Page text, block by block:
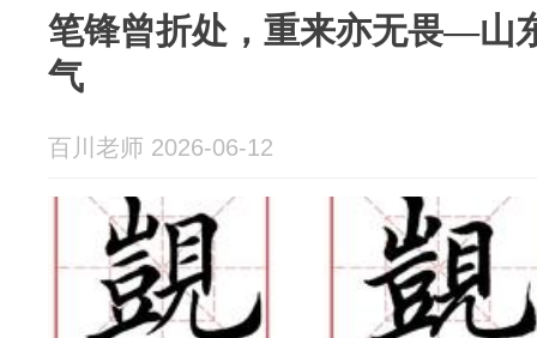
笔锋曾折处，重来亦无畏—山
气
百川老师 2026-06-12